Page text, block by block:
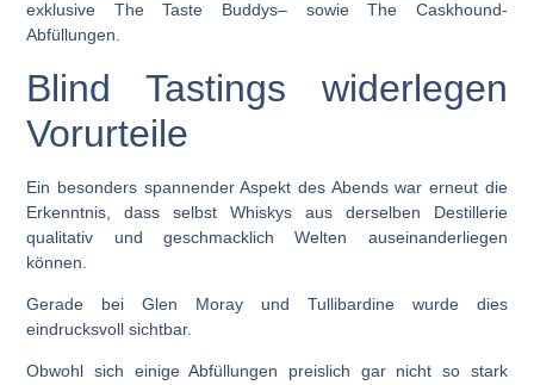
exklusive The Taste Buddys– sowieThe Caskhound-
Abfüllungen.
Blind Tastings widerlegen
Vorurteile
Ein besonders spannender Aspekt des Abends war erneut die
Erkenntnis, dass selbst Whiskys aus derselben Destillerie
qualitativ und geschmacklich Welten auseinanderliegen
können.
Gerade beiGlen Moray und Tullibardinewurde dies
eindrucksvoll sichtbar.
Obwohl sich einige Abfüllungen preislich gar nicht so stark